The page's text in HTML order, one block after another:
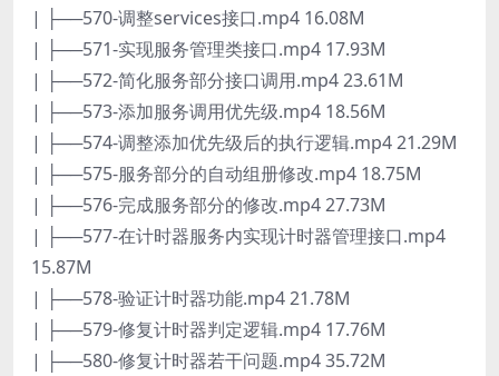
| ├──570-调整services接口.mp4 16.08M
| ├──571-实现服务管理类接口.mp4 17.93M
| ├──572-简化服务部分接口调用.mp4 23.61M
| ├──573-添加服务调用优先级.mp4 18.56M
| ├──574-调整添加优先级后的执行逻辑.mp4 21.29M
| ├──575-服务部分的自动组册修改.mp4 18.75M
| ├──576-完成服务部分的修改.mp4 27.73M
| ├──577-在计时器服务内实现计时器管理接口.mp4
15.87M
| ├──578-验证计时器功能.mp4 21.78M
| ├──579-修复计时器判定逻辑.mp4 17.76M
| ├──580-修复计时器若干问题.mp4 35.72M